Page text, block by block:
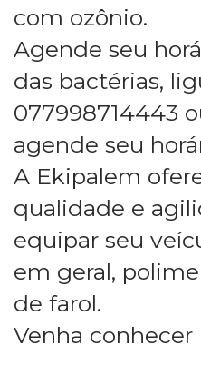
com ozônio.
Agende seu
das bactérias,
077998714443
agende seu
A Ekipalem
qualidade e
equipar seu
em geral,
de farol.
Venha conhecer